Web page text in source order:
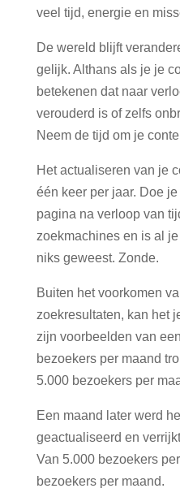
veel tijd, energie en
De wereld blijft
gelijk. Althans als je je
betekenen dat naar
verouderd is of zelfs
Neem de tijd om je
Het actualiseren van je
één keer per jaar. Doe
pagina na verloop van
zoekmachines en is al
niks geweest. Zonde.
Buiten het voorkomen
zoekresultaten, kan het
zijn voorbeelden van
bezoekers per maand
5.000 bezoekers per
Een maand later werd
geactualiseerd en
Van 5.000 bezoekers
bezoekers per maand.